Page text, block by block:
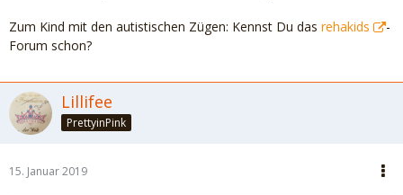
Zum Kind mit den autistischen Zügen: Kennst Du das rehakids
-
Forum schon?
Lillifee
PrettyinPink
15. Januar 2019